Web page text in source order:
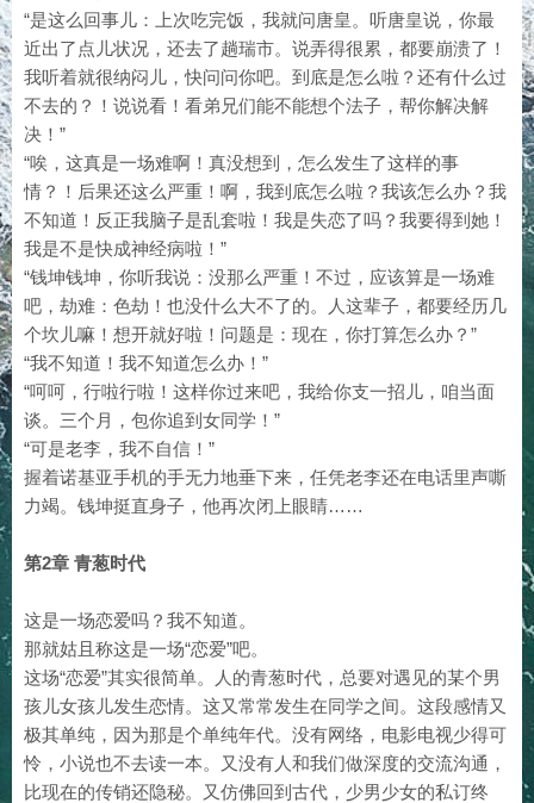
“是这么回事儿：上次吃完饭，我就问唐皇。听唐皇说，你最
近出了点儿状况，还去了趟瑞市。说弄得很累，都要崩溃了！
我听着就很纳闷儿，快问问你吧。到底是怎么啦？还有什么过
不去的？！说说看！看弟兄们能不能想个法子，帮你解决解
决！”
“唉，这真是一场难啊！真没想到，怎么发生了这样的事
情？！后果还这么严重！啊，我到底怎么啦？我该怎么办？我
不知道！反正我脑子是乱套啦！我是失恋了吗？我要得到她！
我是不是快成神经病啦！”
“钱坤钱坤，你听我说：没那么严重！不过，应该算是一场难
吧，劫难：色劫！也没什么大不了的。人这辈子，都要经历几
个坎儿嘛！想开就好啦！问题是：现在，你打算怎么办？”
“我不知道！我不知道怎么办！”
“呵呵，行啦行啦！这样你过来吧，我给你支一招儿，咱当面
谈。三个月，包你追到女同学！”
“可是老李，我不自信！”
握着诺基亚手机的手无力地垂下来，任凭老李还在电话里声嘶
力竭。钱坤挺直身子，他再次闭上眼睛……
第2章 青葱时代
这是一场恋爱吗？我不知道。
那就姑且称这是一场“恋爱”吧。
这场“恋爱”其实很简单。人的青葱时代，总要对遇见的某个男
孩儿女孩儿发生恋情。这又常常发生在同学之间。这段感情又
极其单纯，因为那是个单纯年代。没有网络，电影电视少得可
怜，小说也不去读一本。又没有人和我们做深度的交流沟通，
比现在的传销还隐秘。又仿佛回到古代，少男少女的私订终